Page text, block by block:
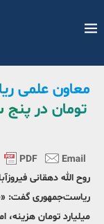
معاون علمی
تومان در پنج
روح الله دهقانی
ریاست‌جمهوری گفت:
میلیارد تومان